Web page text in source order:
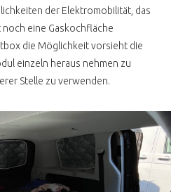
der Elektromobilität, das
noch eine Gaskochfläche
die Möglichkeit vorsieht die
einzeln heraus nehmen zu
Stelle zu verwenden.